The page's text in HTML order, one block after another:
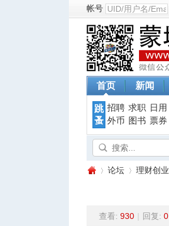
帐号
首页 新闻
跳
蚤
招聘 求职 日用
外币
图书 票券
»
论坛
›
理财创业
查看: 930 | 回复: 0